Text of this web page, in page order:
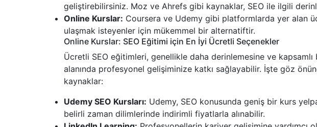
geliştirebilirsiniz. Moz ve Ahrefs gibi kaynaklar, SEO ile ilgili
Online Kurslar: Coursera ve Udemy gibi platformlarda yer alan
ulaşmak isteyenler için mükemmel bir alternatiftir.
Online Kurslar: SEO Eğitimi için En İyi Ücretli Seçenekler
Ücretli SEO eğitimleri, genellikle daha derinlemesine ve kapsamlı
alanında profesyonel gelişiminize katkı sağlayabilir. İşte göz
kaynaklar:
Udemy SEO Kursları: Udemy, SEO konusunda geniş bir kurs
belirli zaman dilimlerinde indirimli fiyatlarla alınabilir.